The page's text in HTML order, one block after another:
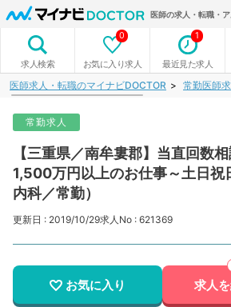
医師の求人・転職・
求人検索 お気に入り求人
0
最近見た求人
1
医師求人・転職のマイナビDOCTOR 常勤医師
常勤求人
【三重県／南牟婁郡】当直回数
1,500万円以上のお仕事～土日
内科／常勤）
更新日 : 2019/10/29求人No : 621369
お気に入り 求人